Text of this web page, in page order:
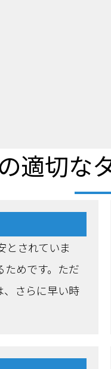
適切な
とされていま
ためです。ただ
、さらに早い時